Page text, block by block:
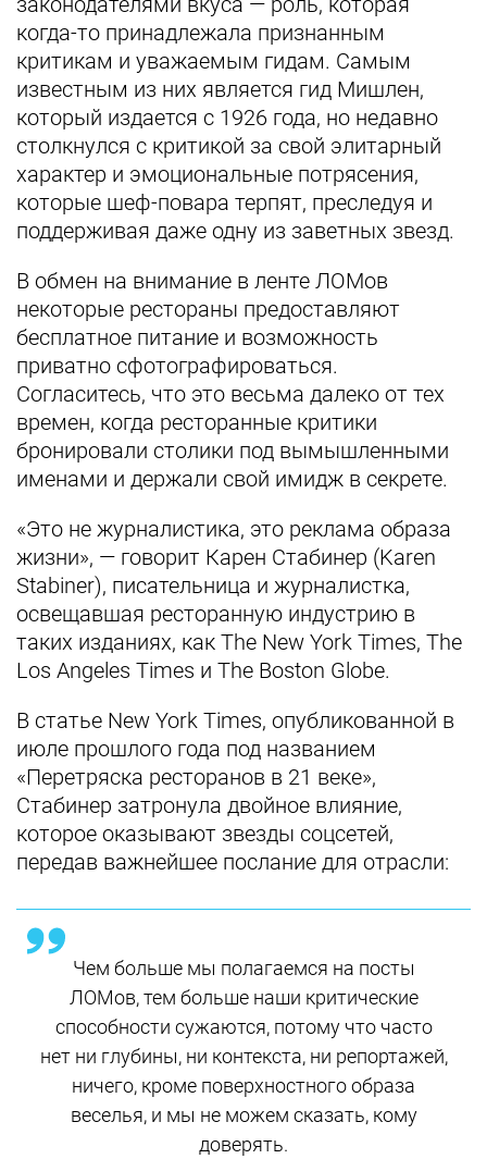
когда-то принадлежала признанным
критикам и уважаемым гидам. Самым
известным из них является гид Мишлен,
который издается с 1926 года, но недавно
столкнулся с критикой за свой элитарный
характер и эмоциональные потрясения,
которые шеф-повара терпят, преследуя и
поддерживая даже одну из заветных звезд.
В обмен на внимание в ленте ЛОМов
некоторые рестораны предоставляют
бесплатное питание и возможность
приватно сфотографироваться.
Согласитесь, что это весьма далеко от тех
времен, когда ресторанные критики
бронировали столики под вымышленными
именами и держали свой имидж в секрете.
«Это не журналистика, это реклама образа
жизни», — говорит Карен Стабинер (Karen
Stabiner), писательница и журналистка,
освещавшая ресторанную индустрию в
таких изданиях, как The New York Times, The
Los Angeles Times и The Boston Globe.
В статье New York Times, опубликованной в
июле прошлого года под названием
«Перетряска ресторанов в 21 веке»,
Стабинер затронула двойное влияние,
которое оказывают звезды соцсетей,
передав важнейшее послание для отрасли:
Чем больше мы полагаемся на посты
ЛОМов, тем больше наши критические
способности сужаются, потому что часто
нет ни глубины, ни контекста, ни репортажей,
ничего, кроме поверхностного образа
веселья, и мы не можем сказать, кому
доверять.